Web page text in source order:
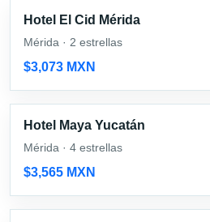
Hotel El Cid Mérida
Mérida · 2 estrellas
$3,073 MXN
Hotel Maya Yucatán
Mérida · 4 estrellas
$3,565 MXN